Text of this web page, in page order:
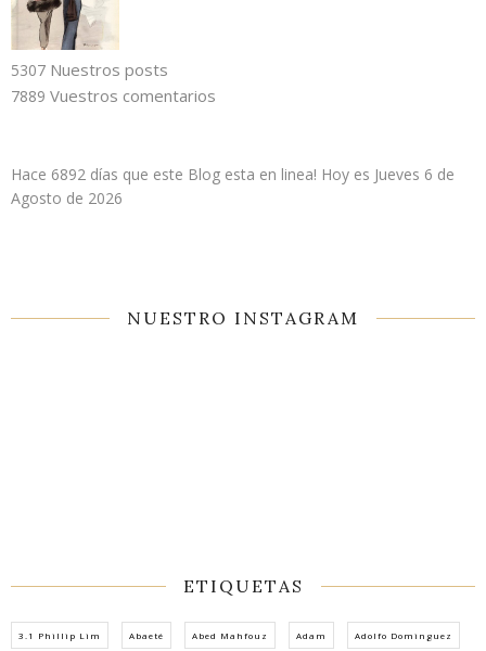
5307 Nuestros posts
7889 Vuestros comentarios
Hace 6892 días que este Blog esta en linea! Hoy es Jueves 6 de
Agosto de 2026
NUESTRO INSTAGRAM
ETIQUETAS
3.1 Phillip Lim Abaeté Abed Mahfouz Adam Adolfo Dominguez